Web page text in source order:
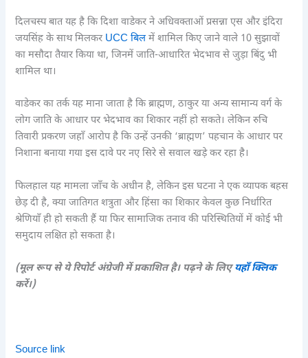
दिलचस्प बात यह है कि दिशा वाडेकर ने अधिवक्ताओं प्रसन्ना एस और इंदिरा
जयसिंह के साथ मिलकर UCC बिलमें शामिल किए जाने वाले 10 सुझावों
का मसौदा तैयार किया था, जिनमें जाति-आधारित भेदभाव से जुड़ा बिंदु भी
शामिल था।
वाडेकर का तर्क यह माना जाता है कि ब्राह्मण, ठाकुर या अन्य सामान्य वर्ग के
लोग जाति के आधार पर भेदभाव का शिकार नहीं हो सकते। लेकिन रुचि
तिवारी प्रकरण जहाँ आरोप है कि उन्हें उनकी ‘ब्राह्मण’ पहचान के आधार पर
निशाना बनाया गया इस दावे पर नए सिरे से सवाल खड़े कर रहा है।
फिलहाल यह मामला जाँच के अधीन है, लेकिन इस घटना ने एक व्यापक बहस
छेड़ दी है, क्या जातिगत शत्रुता और हिंसा का शिकार केवल कुछ निर्धारित
श्रेणियाँ ही हो सकती हैं या फिर सामाजिक तनाव की परिस्थितियों में कोई भी
समुदाय लक्षित हो सकता है।
(मूल रूप से ये रिपोर्ट अंग्रेजी में प्रकाशित है। पढ़ने के लिएयहाँ क्लिक
करें।)
Source link